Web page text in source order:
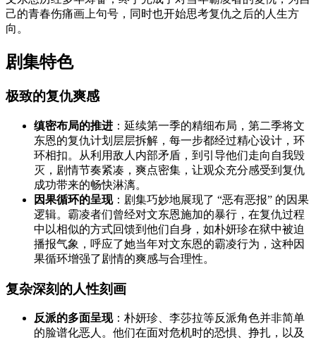
己的青春伤痛画上句号，同时也开始思考复仇之后的人生方
向。
剧集特色
极致的复仇爽感
缜密布局的推进 ：延续第一季的精细布局，第二季将文
东恩的复仇计划层层拆解，每一步都经过精心设计，环
环相扣。从利用敌人内部矛盾，到引导他们走向自我毁
灭，剧情节奏紧凑，爽点密集，让观众充分感受到复仇
成功带来的畅快淋漓。
因果循环的呈现：剧集巧妙地展现了 “恶有恶报” 的因果
逻辑。霸凌者们曾经对文东恩施加的暴行，在复仇过程
中以相似的方式回馈到他们自身，如朴妍珍在狱中被迫
播报气象，呼应了她当年对文东恩的霸凌行为，这种因
果循环增强了剧情的爽感与合理性。
复杂深刻的人性刻画
反派的多面呈现：朴妍珍、李莎拉等反派角色并非简单
的脸谱化恶人。他们在面对危机时的恐惧、挣扎，以及